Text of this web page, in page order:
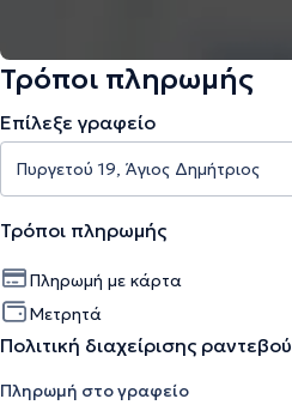
Τρόποι πληρωμής
Επίλεξε γραφείο
Τρόποι πληρωμής
Πληρωμή με κάρτα
Μετρητά
Πολιτική διαχείρισης ραντεβού
Πληρωμή στο γραφείο